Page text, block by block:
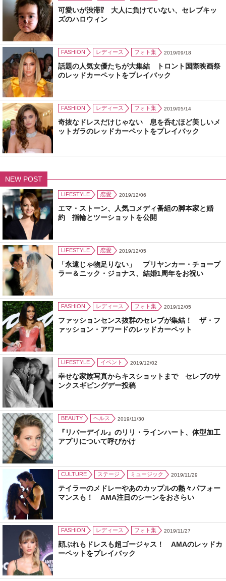
可愛いが渋滞⁉ 大人に負けていない、セレブキッ
ズのハロウィン
FASHION レディース フォト集 2019/09/18
話題の人気女優たちが大集結 トロント国際映画祭
のレッドカーペットをプレイバック
FASHION レディース フォト集 2019/05/14
奇抜なドレスだけじゃない 息を呑むほど美しいメ
ットガラのレッドカーペットをプレイバック
NEW POST
LIFESTYLE 恋愛 2019/12/06
エマ・ストーン、人気コメディ番組の脚本家と婚
約 指輪とツーショットを公開
LIFESTYLE 恋愛 2019/12/05
「永遠じゃ物足りない」 プリヤンカー・チョープ
ラー＆ニック・ジョナス、結婚1周年をお祝い
FASHION レディース フォト集 2019/12/05
ファッションセンス抜群のセレブが集結！ ザ・フ
ァッション・アワードのレッドカーペット
LIFESTYLE イベント 2019/12/02
幸せな家族写真からキスショットまで セレブのサ
ンクスギビングデー投稿
BEAUTY ヘルス 2019/11/30
『リバーデイル』のリリ・ラインハート、体型加工
アプリについて呼びかけ
CULTURE ステージ ミュージック 2019/11/29
テイラーのメドレーやあのカップルの熱々パフォー
マンスも！ AMA注目のシーンをおさらい
FASHION レディース フォト集 2019/11/27
顔ぶれもドレスも超ゴージャス！ AMAのレッドカ
ーペットをプレイバック